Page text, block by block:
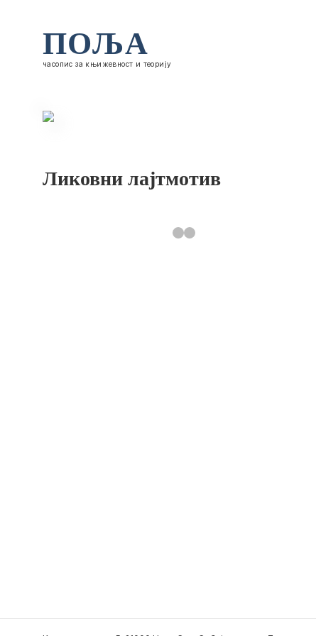
ПОЉА
часопис за књижевност и теорију
Ликовни лајтмотив